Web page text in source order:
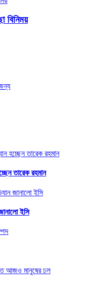
বিনিময়
তারেক রহমান
ইসি